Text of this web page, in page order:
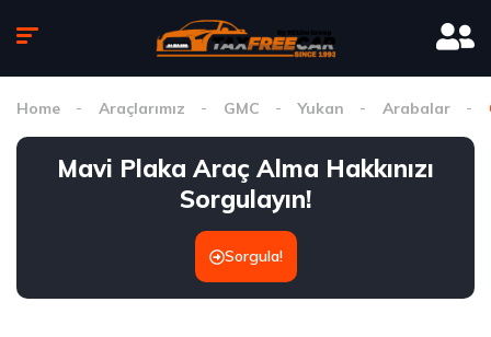
Home Araçlarımız GMC Yukan Arabalar
Mavi Plaka Araç Alma Hakkınızı
Sorgulayın!
Sorgula!